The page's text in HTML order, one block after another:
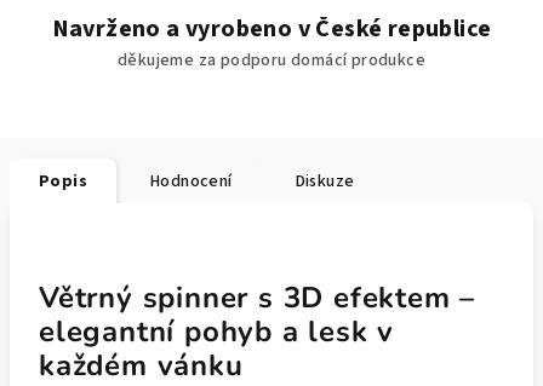
Navrženo a vyrobeno v České republice
děkujeme za podporu domácí produkce
Popis Hodnocení Diskuze
Větrný spinner s 3D efektem –
elegantní pohyb a lesk v
každém vánku